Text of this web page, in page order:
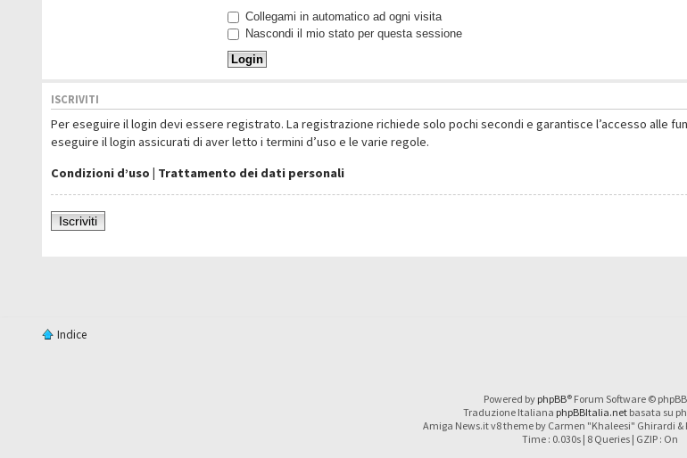
Collegami in automatico ad ogni visita
Nascondi il mio stato per questa sessione
ISCRIVITI
Per eseguire il login devi essere registrato. La registrazione richiede solo pochi secondi e garantisce l’accesso alle
eseguire il login assicurati di aver letto i termini d’uso e le varie regole.
Condizioni d’uso | Trattamento dei dati personali
Iscriviti
Indice
Powered by phpBB® Forum Software ©
Traduzione Italiana phpBBItalia.netbasata su
Amiga News.it v8 theme by Carmen "Khaleesi" Ghirardi &
Time : 0.030s | 8 Queries | GZIP : On